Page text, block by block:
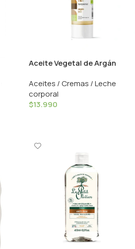
Aceite Vegetal de Argán
Aceites / Cremas / Leche
corporal
$13.990